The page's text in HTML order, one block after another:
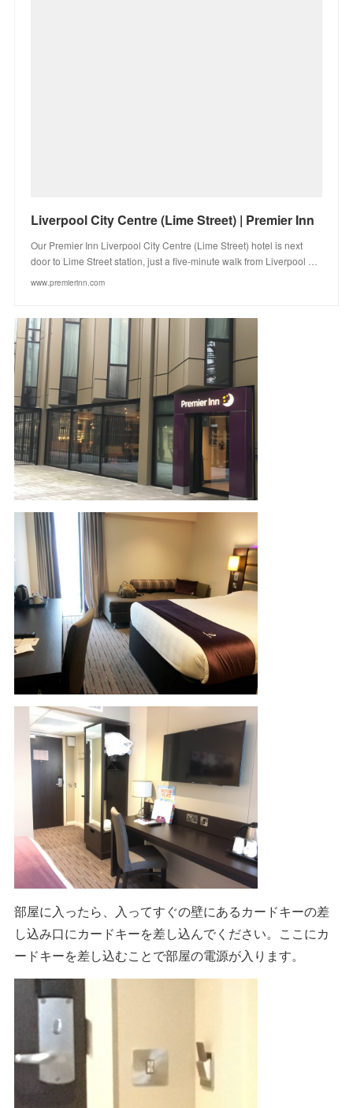
Liverpool City Centre (Lime Street) | Premier Inn
Our Premier Inn Liverpool City Centre (Lime Street) hotel is next
door to Lime Street station, just a five-minute walk from Liverpool …
www.premierinn.com
部屋に入ったら、入ってすぐの壁にあるカードキーの差
し込み口にカードキーを差し込んでください。ここにカ
ードキーを差し込むことで部屋の電源が入ります。